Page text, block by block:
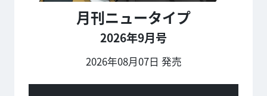
月刊ニュータイプ
2026年9月号
2026年08月07日 発売